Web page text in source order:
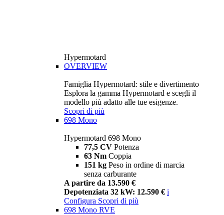
Hypermotard
OVERVIEW
Famiglia Hypermotard: stile e divertimento
Esplora la gamma Hypermotard e scegli il
modello più adatto alle tue esigenze.
Scopri di più
698 Mono
Hypermotard 698 Mono
77,5 CV Potenza
63 Nm Coppia
151 kg Peso in ordine di marcia
senza carburante
A partire da 13.590 €
Depotenziata 32 kW: 12.590 € i
Configura Scopri di più
698 Mono RVE